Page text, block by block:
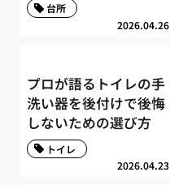
2026.04.26
台所
プロが語るトイレの手
洗い器を後付けで後悔
しないための選び方
2026.04.23
トイレ